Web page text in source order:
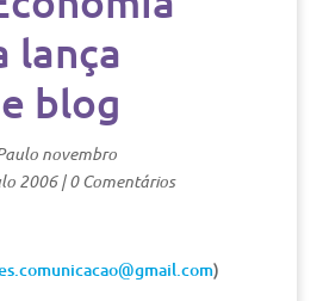
lança
blog
novembro
2006|0 Comentários
)